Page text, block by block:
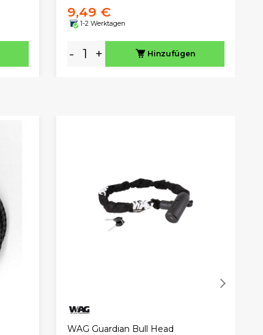
9,49 €
1-2 Werktagen
- + Hinzufügen
WAG Guardian Bull Head